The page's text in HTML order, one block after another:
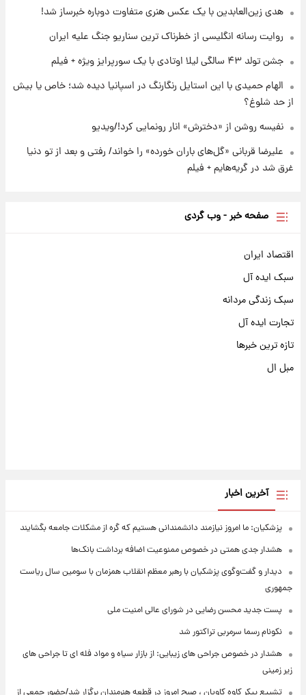
انقلاب/ویدیو
هدی زین‌العابدین با یک عکس هنری متفاوت دوباره خبرساز شد!
روایت رسانه انگلیسی از خطرناک ترین سناریو جنگ علیه ایران
جشن تولد ۴۳ سالگی لیلا اوتادی با یک سورپرایز ویژه + فیلم
الهام حمیدی با این استایل رنگارنگ در اسپانیا دیده شد؛ خاص یا بیش
از حد شلوغ؟
نفیسه روشن از «دخترش» انار رونمایی کرد!/ویدیو
علیرضا قربانی «گل‌های باران خورده» را خواند/ رفتی و بعد از تو دنیا
غرق شد در گریه‌هایم + فیلم
صفحه خبر - وب گردی
اقتصاد ایران
سبک ایده آل
سبک زندگی مردانه
تجارت ایده آل
تازه ترین خبرها
مبل ال
آخرین اخبار
پزشکیان: ما امروز نیازمند دانشمندانی هستیم که گره از مشکلات جامعه بگشایند
هشدار جدی همتی در خصوص ممنوعیت اضافه ‌برداشت بانک‌ها
دیدار و گفت‌وگوی پزشکیان با رهبر معظم انقلاب همزمان با سومین سال ریاست
جمهوری
پست جدید محسن رضایی در شورای عالی امنیت ملی
نکونام رسما سرمربی تراکتور شد
هشدار در خصوص جراحی های زیبایی: از بازار سیاه و مواد فله ای تا جراحی های
زیر زمینی
تشییع پیکر کاوه کاویان ، صبح امروز در قطعه هنرمندان برگزار شد/حضور جمعی از